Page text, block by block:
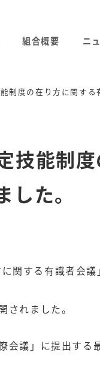
組合概要 ニ
制度の在り方に関する
技能制
た。
関する有識者会議
れました。
会議」に提出する